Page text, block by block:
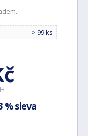
> 99 ks
% sleva